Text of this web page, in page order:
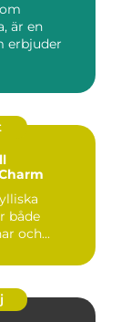
är en
erbjuder
både
och...